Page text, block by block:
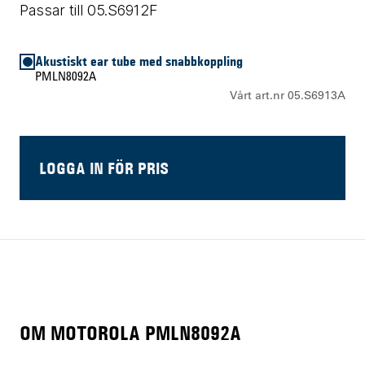
Passar till 05.S6912F
Akustiskt ear tube med snabbkoppling
PMLN8092A
Vårt art.nr 05.S6913A
LOGGA IN FÖR PRIS
OM MOTOROLA PMLN8092A